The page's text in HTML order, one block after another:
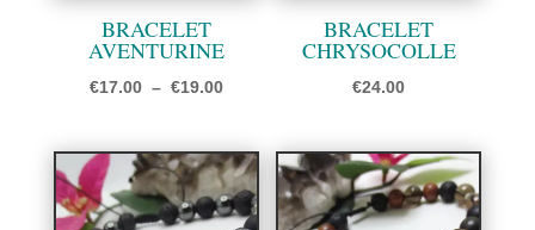
BRACELET
AVENTURINE
€17.00 – €19.00Plage
prix :
€17.00
à
BRACELET
CHRYSOCOLLE
€24.00